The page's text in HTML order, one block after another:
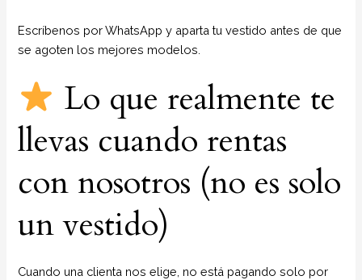
Escríbenos por WhatsApp y aparta tu vestido antes de que
se agoten los mejores modelos.
Lo que realmente te
llevas cuando rentas
con nosotros (no es solo
un vestido)
Cuando una clienta nos elige, no está pagando solo por